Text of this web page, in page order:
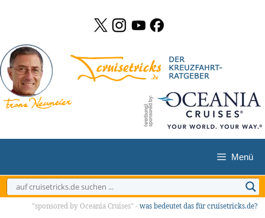
springen
Menü
"sponsored by Oceania Cruises" - was bedeutet das für cruisetricks.de?